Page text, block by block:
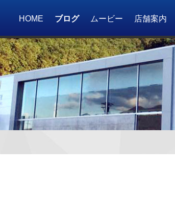
HOME ブログ ムービー 店舗案内